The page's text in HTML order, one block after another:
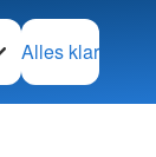
Alles klar